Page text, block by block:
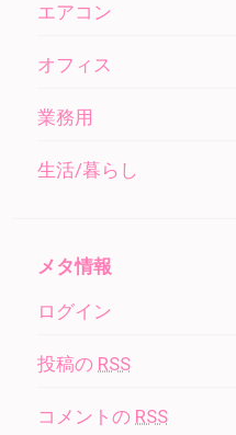
エアコン
オフィス
業務用
生活/暮らし
メタ情報
ログイン
投稿の RSS
コメントの RSS